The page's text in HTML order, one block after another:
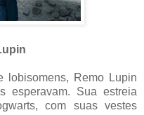
lobisomens, Remo Lupin
esperavam. Sua estreia
com suas vestes